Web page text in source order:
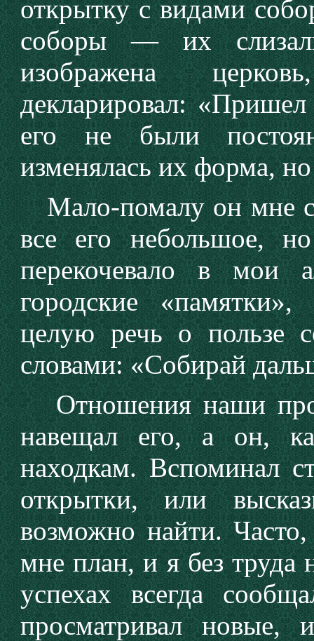
открытку с видами
соборы — их
изображена
декларировал:
его не были
изменялась их форма,
Мало-помалу он мне
все его небольшое,
перекочевало в мои
городские
целую речь о пользе
словами: «Собирай
Отношения наши
навещал его, а он,
находкам. Вспоминал
открытки, или
возможно найти.
мне план, и я без труда
успехах всегда
просматривал новые,